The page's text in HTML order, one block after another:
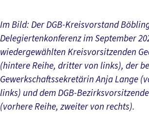
Im Bild: Der DGB-Kreisvorstand
Delegiertenkonferenz im September
wiedergewählten Kreisvorsitzenden
(hintere Reihe, dritter von links), der
Gewerkschaftssekretärin Anja Lange
links) und dem DGB-
(vorhere Reihe, zweiter von rechts).